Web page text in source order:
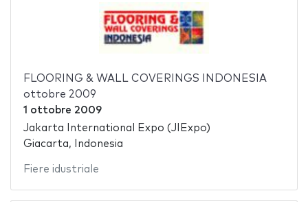
FLOORING & WALL COVERINGS INDONESIA
ottobre 2009
1 ottobre 2009
Jakarta International Expo (JIExpo)
Giacarta, Indonesia
Fiere idustriale